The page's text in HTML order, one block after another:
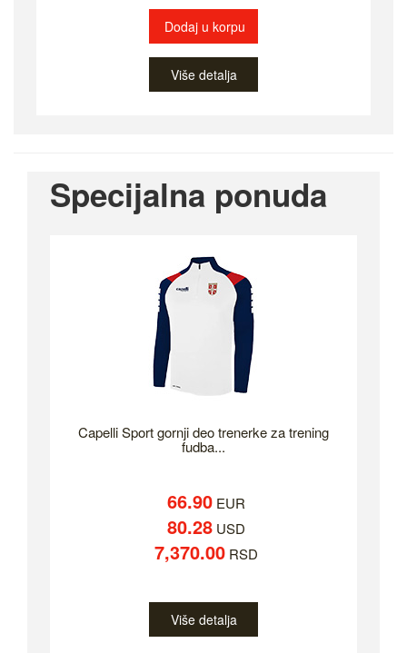
Dodaj u korpu
Više detalja
Specijalna ponuda
Capelli Sport gornji deo trenerke za trening
fudba...
66.90EUR
80.28USD
7,370.00RSD
Više detalja